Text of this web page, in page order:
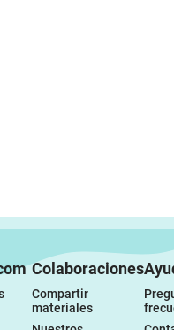
Colaboraciones
Compartir
materiales